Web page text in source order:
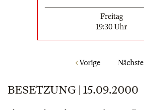
Freitag
19:30 Uhr
Vorige Nächste
BESETZUNG | 15.09.2000